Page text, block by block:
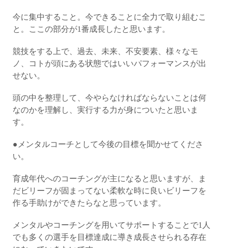
今に集中すること。今できることに全力で取り組むこ
と。ここの部分が1番成長したと思います。
競技をする上で、過去、未来、不安要素、様々なモ
ノ、コトが頭にある状態ではいいパフォーマンスが出
せない。
頭の中を整理して、今やらなければならないことは何
なのかを理解し、実行する力が身についたと思いま
す。
●メンタルコーチとして今後の目標を聞かせてくださ
い。
育成年代へのコーチングが主になると思いますが、ま
だビリーフが固まってない柔軟な時に良いビリーフを
作る手助けができたらなと思っています。
メンタルやコーチングを用いてサポートすることで1人
でも多くの選手を目標達成に導き成長させられる存在